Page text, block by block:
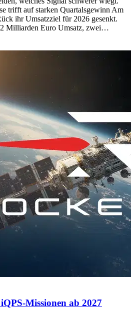
trifft auf starken Quartalsgewinn Am
ihr Umsatzziel für 2026 gesenkt.
Milliarden Euro Umsatz, zwei…
Missionen ab 2027